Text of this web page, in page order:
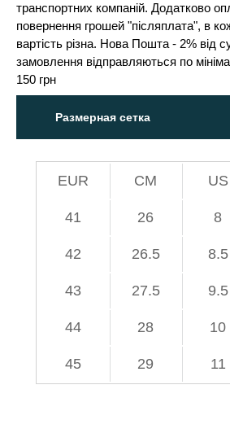
транспортних компаній. Додатково
повернення грошей "післяплата", в
вартість різна. Нова Пошта - 2% від
замовлення відправляються по
150 грн
Размерная сетка
EUR СМ US
41 26 8
42 26.5 8.5
43 27.5 9.5
44 28 10
45 29 11